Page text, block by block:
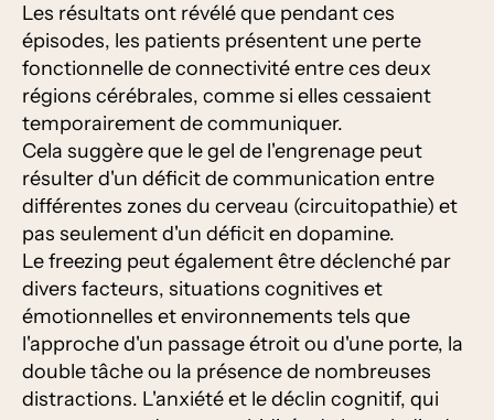
Les résultats ont révélé que pendant ces
épisodes, les patients présentent une perte
fonctionnelle de connectivité entre ces deux
régions cérébrales, comme si elles cessaient
temporairement de communiquer.
Cela suggère que le gel de l'engrenage peut
résulter d'un déficit de communication entre
différentes zones du cerveau (circuitopathie) et
pas seulement d'un déficit en dopamine.
Le freezing peut également être déclenché par
divers facteurs, situations cognitives et
émotionnelles et environnements tels que
l'approche d'un passage étroit ou d'une porte, la
double tâche ou la présence de nombreuses
distractions. L'anxiété et le déclin cognitif, qui